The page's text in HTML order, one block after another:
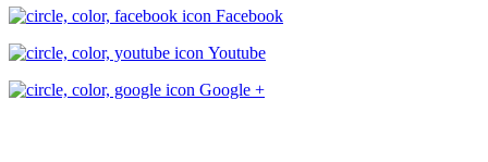
Facebook
Youtube
Google +